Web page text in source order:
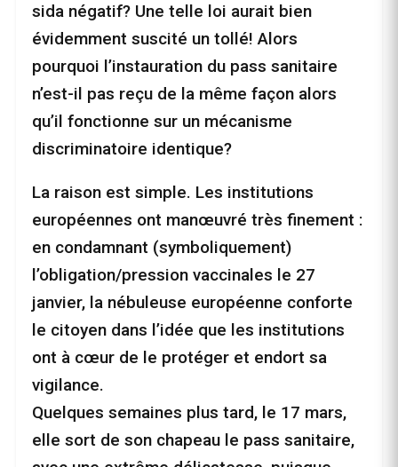
sida négatif? Une telle loi aurait bien
évidemment suscité un tollé! Alors
pourquoi l’instauration du pass sanitaire
n’est-il pas reçu de la même façon alors
qu’il fonctionne sur un mécanisme
discriminatoire identique?
La raison est simple. Les institutions
européennes ont manœuvré très finement :
en condamnant (symboliquement)
l’obligation/pression vaccinales le 27
janvier, la nébuleuse européenne conforte
le citoyen dans l’idée que les institutions
ont à cœur de le protéger et endort sa
vigilance.
Quelques semaines plus tard, le 17 mars,
elle sort de son chapeau le pass sanitaire,